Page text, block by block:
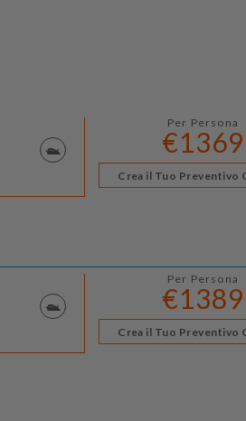
Per Persona
€1369
Crea il Tuo Preventivo
Per Persona
€1389
Crea il Tuo Preventivo